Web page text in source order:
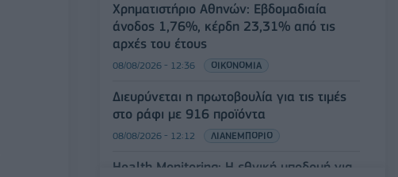
Χρηματιστήριο Αθηνών: Εβδομαδιαία
άνοδος 1,76%, κέρδη 23,31% από τις
αρχές του έτους
08/08/2026 - 12:36 ΟΙΚΟΝΟΜΙΑ
Διευρύνεται η πρωτοβουλία για τις τιμές
στο ράφι με 916 προϊόντα
08/08/2026 - 12:12 ΛΙΑΝΕΜΠΟΡΙΟ
Health Monitoring: Η εθνική υποδομή για